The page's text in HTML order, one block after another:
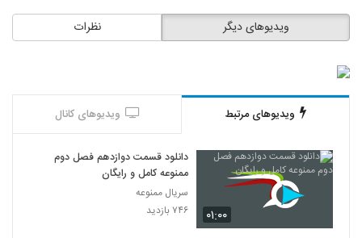
نظرات ویدیوهای دیگر
ویدیوهای مرتبط ویدیوهای کانال
۰۱:۰۰
دانلود قسمت دوازدهم فصل دوم
ممنوعه کامل و رایگان
سریال ممنوعه
۷۴۶ بازدید